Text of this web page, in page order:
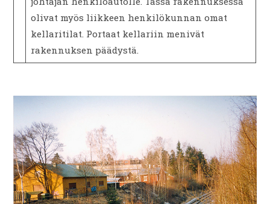
olivat myös liikkeen henkilökunnan omat
kellaritilat. Portaat kellariin menivät
rakennuksen päädystä.